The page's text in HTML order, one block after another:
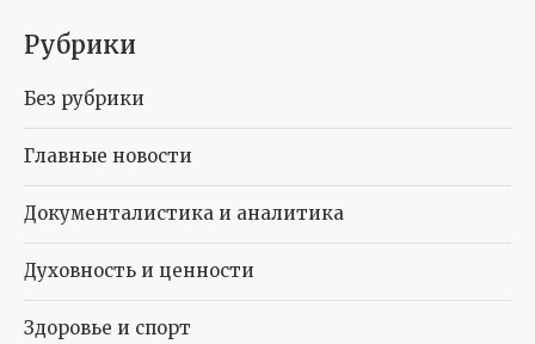
Рубрики
Без рубрики
Главные новости
Документалистика и аналитика
Духовность и ценности
Здоровье и спорт